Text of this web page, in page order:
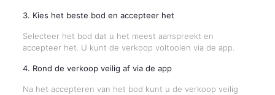
3. Kies het beste bod en accepteer het
Selecteer het bod dat u het meest aanspreekt en
accepteer het. U kunt de verkoop voltooien via de app.
4. Rond de verkoop veilig af via de app
Na het accepteren van het bod kunt u de verkoop veilig